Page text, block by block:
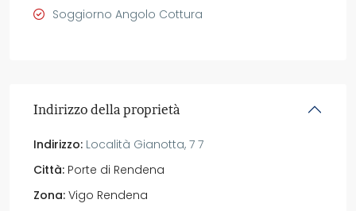
Soggiorno Angolo Cottura
Indirizzo della proprietà
Indirizzo: Località Gianotta, 7 7
Città: Porte di Rendena
Zona: Vigo Rendena